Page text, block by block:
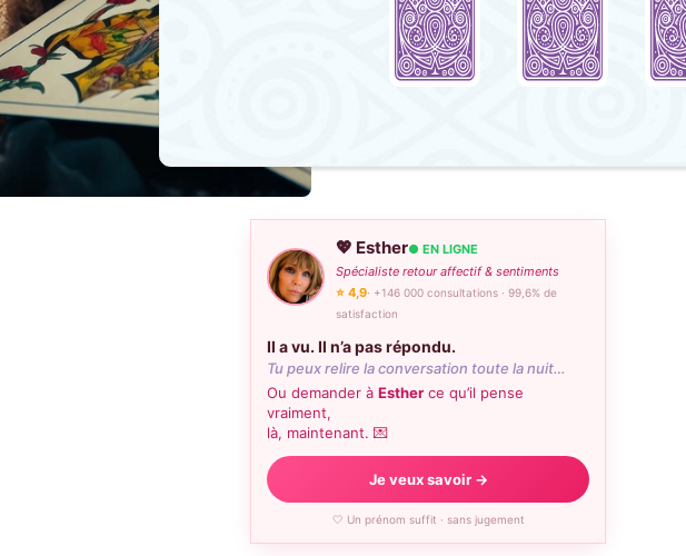
💖 Esther● EN LIGNE
Spécialiste retour affectif & sentiments
⭐ 4,9· +146 000 consultations · 99,6% de
satisfaction
Il a vu. Il n’a pas répondu.
Tu peux relire la conversation toute la nuit…
Ou demander à Esther ce qu’il pense
vraiment,
là, maintenant. 💌
Je veux savoir →
🤍 Un prénom suffit · sans jugement